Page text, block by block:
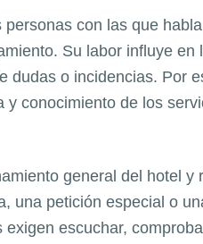
con las que
Su labor influye en
dudas o incidencias. Por
y conocimiento de los
general del hotel y
una petición especial o
escuchar,